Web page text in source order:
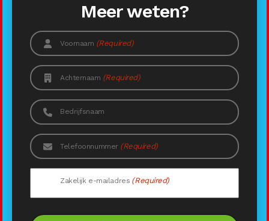
Meer weten?
Voornaam (Required)
Achternaam (Required)
Bedrijfsnaam
Telefoonnummer (Required)
Zakelijk e-mailadres (Required)